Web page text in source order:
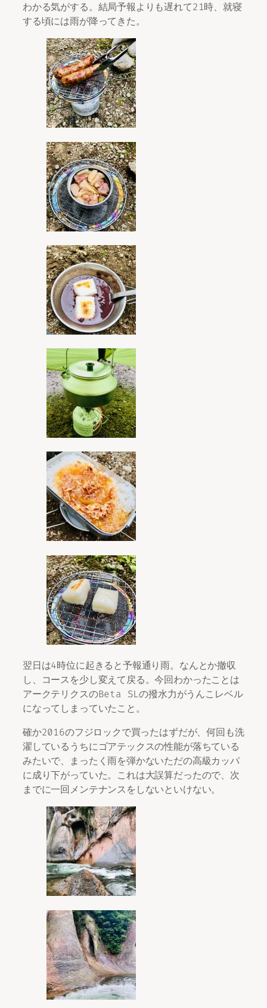
わかる気がする。結局予報よりも遅れて21時、就寝
する頃には雨が降ってきた。
翌日は4時位に起きると予報通り雨。なんとか撤収
し、コースを少し変えて戻る。今回わかったことは
アークテリクスのBeta SLの撥水力がうんこレベル
になってしまっていたこと。
確か2016のフジロックで買ったはずだが、何回も洗
濯しているうちにゴアテックスの性能が落ちている
みたいで、まったく雨を弾かないただの高級カッパ
に成り下がっていた。これは大誤算だったので、次
までに一回メンテナンスをしないといけない。